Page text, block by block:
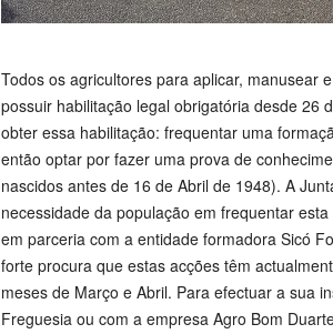
Todos os agricultores para aplicar, manusear
possuir habilitação legal obrigatória desde 26
obter essa habilitação: frequentar uma
então optar por fazer uma prova de
nascidos antes de 16 de Abril de 1948). A
necessidade da população em frequentar
em parceria com a entidade formadora Sicó
forte procura que estas acções têm
meses de Março e Abril. Para efectuar a sua
Freguesia ou com a empresa Agro Bom